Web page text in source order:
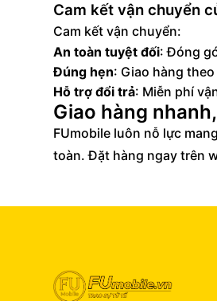
Cam kết vận chuyển
Cam kết vận chuyển:
An toàn tuyệt đối: Đóng
Đúng hẹn: Giao hàng
Hỗ trợ đổi trả: Miễn phí
Giao hàng
FUmobile luôn nỗ lực
toàn. Đặt hàng ngay trên